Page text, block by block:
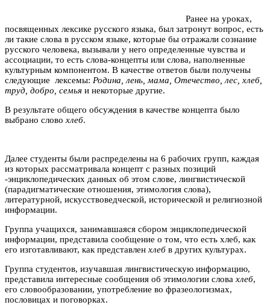
Ранее на уроках,
посвященных лексике русского языка, был затронут вопрос, есть
ли такие слова в русском языке, которые бы отражали сознание
русского человека, вызывали у него определенные чувства и
ассоциации, то есть слова-концепты или слова, наполненные
культурным компонентом. В качестве ответов были получены
следующие лексемы: Родина, лень, мама, Отечество, лес, хлеб,
труд, добро, семья и некоторые другие.
В результате общего обсуждения в качестве концепта было
выбрано слово хлеб.
Далее студенты были распределены на 6 рабочих групп, каждая
из которых рассматривала концепт с разных позиций
-энциклопедических данных об этом слове, лингвистической
(парадигматические отношения, этимология слова),
литературной, искусствоведческой, исторической и религиозной
информации.
Группа учащихся, занимавшаяся сбором энциклопедической
информации, представила сообщение о том, что есть хлеб, как
его изготавливают, как представлен хлеб в других культурах.
Группа студентов, изучавшая лингвистическую информацию,
представила интересные сообщения об этимологии слова хлеб,
его словообразовании, употребление во фразеологизмах,
пословицах и поговорках.